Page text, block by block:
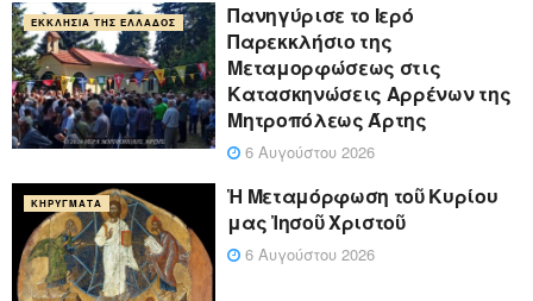
ΕΚΚΛΗΣΊΑ ΤΗΣ ΕΛΛΆΔΟΣ
Πανηγύρισε το Ιερό
Παρεκκλήσιο της
Μεταμορφώσεως στις
Κατασκηνώσεις Αρρένων της
Μητροπόλεως Άρτης
6 Αυγούστου 2026
ΚΗΡΎΓΜΑΤΑ
Ἡ Μεταμόρφωση τοῦ Κυρίου
μας Ἰησοῦ Χριστοῦ
6 Αυγούστου 2026